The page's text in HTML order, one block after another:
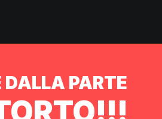
DALLA PARTE